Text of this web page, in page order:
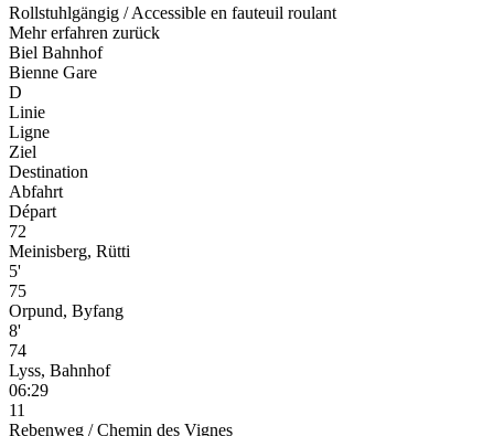
Rollstuhlgängig / Accessible en fauteuil roulant
Mehr erfahren zurück
Biel Bahnhof
Bienne Gare
D
Linie
Ligne
Ziel
Destination
Abfahrt
Départ
72
Meinisberg, Rütti
5'
75
Orpund, Byfang
8'
74
Lyss, Bahnhof
06:29
11
Rebenweg / Chemin des Vignes